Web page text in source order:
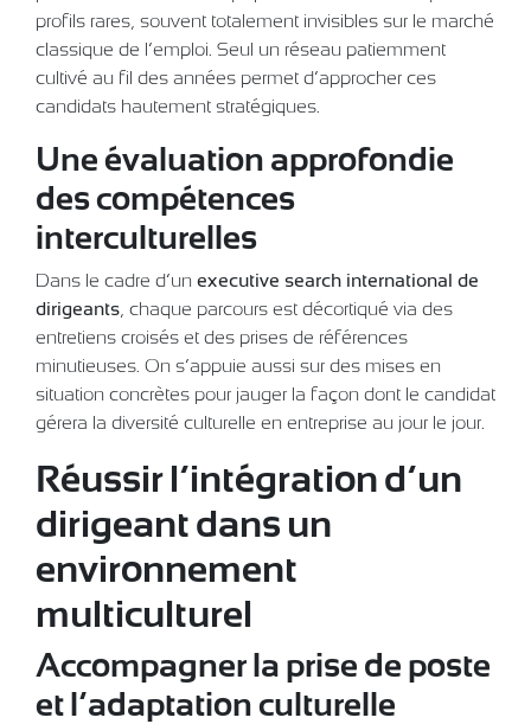
profils rares, souvent totalement invisibles sur le marché
classique de l’emploi. Seul un réseau patiemment
cultivé au fil des années permet d’approcher ces
candidats hautement stratégiques.
Une évaluation approfondie
des compétences
interculturelles
Dans le cadre d’un executive search international de
dirigeants, chaque parcours est décortiqué via des
entretiens croisés et des prises de références
minutieuses. On s’appuie aussi sur des mises en
situation concrètes pour jauger la façon dont le candidat
gérera la diversité culturelle en entreprise au jour le jour.
Réussir l’intégration d’un
dirigeant dans un
environnement
multiculturel
Accompagner la prise de poste
et l’adaptation culturelle